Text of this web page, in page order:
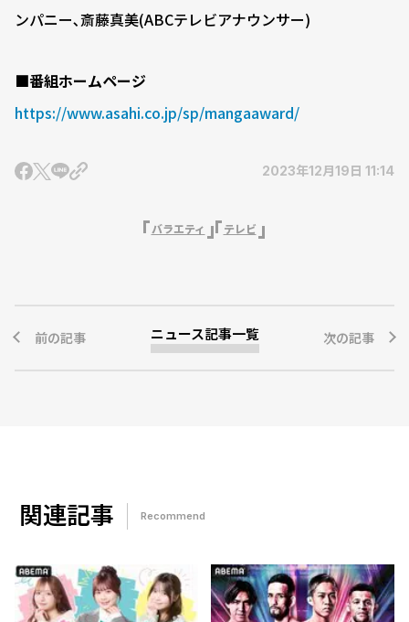
ンパニー､斎藤真美(ABCテレビアナウンサー)
■番組ホームページ
https://www.asahi.co.jp/sp/mangaaward/
2023年12月19日 11:14
バラエティ テレビ
前の記事 ニュース記事一覧 次の記事
関連記事 Recommend